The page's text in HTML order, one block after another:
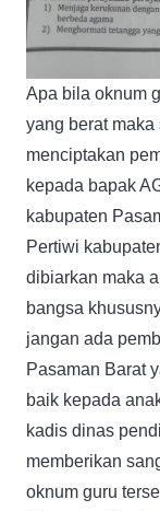
Apa bila oknum
yang berat
menciptakan
kepada bapak
kabupaten
Pertiwi
dibiarkan maka
bangsa
jangan ada
Pasaman Barat
baik kepada
kadis dinas
memberikan
oknum guru